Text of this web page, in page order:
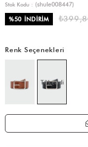
Stok Kodu
(shule008447)
%50 İNDIRIM
Renk Seçenekleri
Tükendi